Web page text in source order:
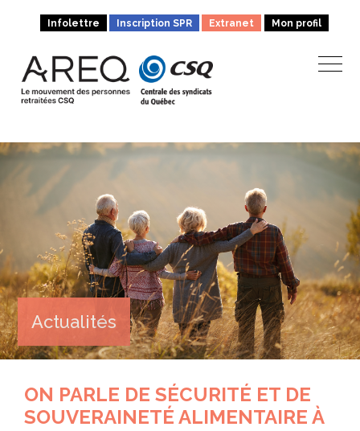
Infolettre Inscription SPR Extranet Mon profil
Actualités
ON PARLE DE SÉCURITÉ ET DE
SOUVERAINETÉ ALIMENTAIRE À